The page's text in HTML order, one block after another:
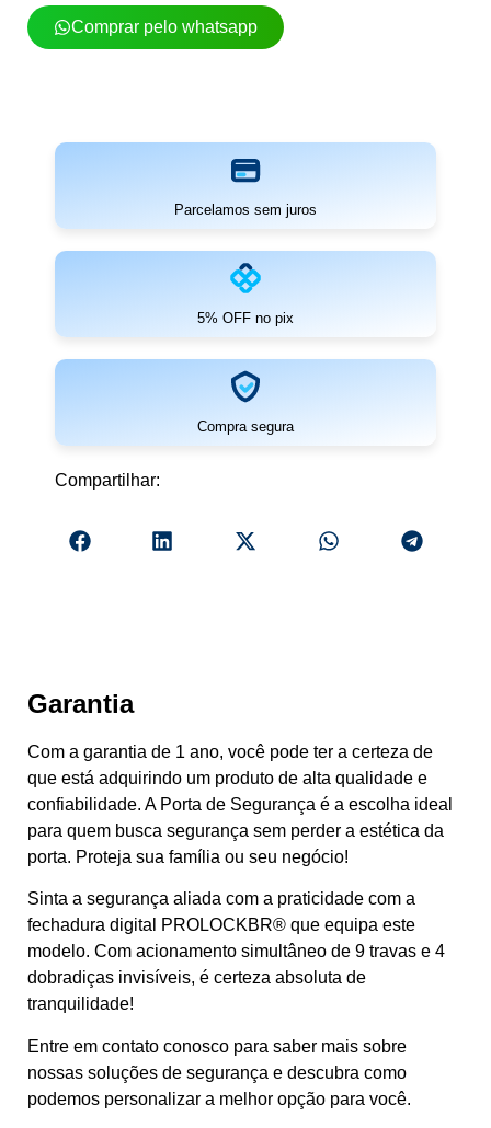
Comprar pelo whatsapp
Parcelamos sem juros
5% OFF no pix
Compra segura
Compartilhar:
Garantia
Com a garantia de 1 ano, você pode ter a certeza de
que está adquirindo um produto de alta qualidade e
confiabilidade. A Porta de Segurança é a escolha ideal
para quem busca segurança sem perder a estética da
porta. Proteja sua família ou seu negócio!
Sinta a segurança aliada com a praticidade com a
fechadura digital PROLOCKBR® que equipa este
modelo. Com acionamento simultâneo de 9 travas e 4
dobradiças invisíveis, é certeza absoluta de
tranquilidade!
Entre em contato conosco para saber mais sobre
nossas soluções de segurança e descubra como
podemos personalizar a melhor opção para você.